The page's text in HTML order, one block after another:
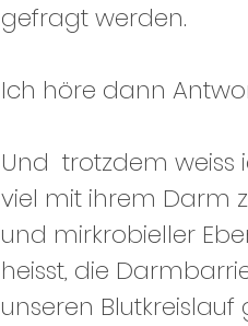
gefragt werden.
Ich höre dann
Und  trotzdem weiss
viel mit ihrem Darm
und mirkrobieller
heisst, die
unseren